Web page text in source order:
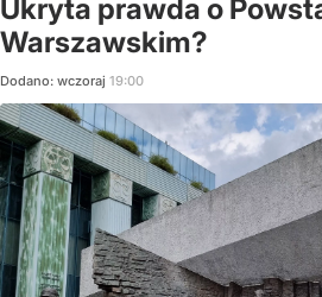
Ukryta prawda o
Warszawskim?
Dodano: wczoraj 19:00